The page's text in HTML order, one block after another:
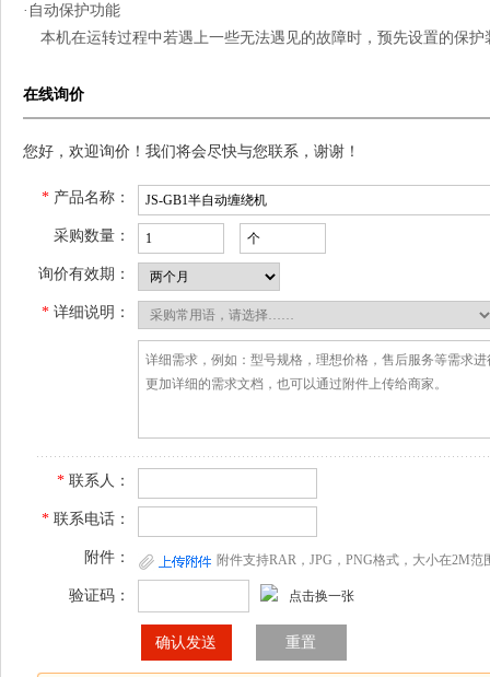
·自动保护功能
本机在运转过程中若遇上一些无法遇见的故障时，预先设置的保
在线询价
您好，欢迎询价！我们将会尽快与您联系，谢谢！
* 产品名称：
采购数量：
询价有效期：
* 详细说明：
* 联系人：
* 联系电话：
附件： 附件支持RAR，JPG，PNG格式，大小在2M范
验证码： 点击换一张